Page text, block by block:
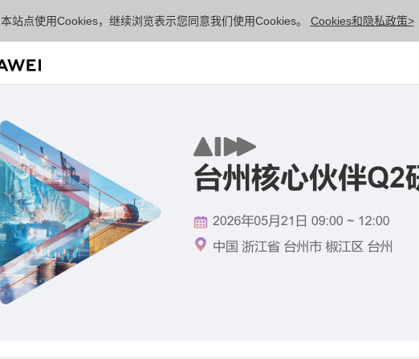
本站点使用Cookies，继续浏览表示您同意我们使用Cookies。 Cookies和隐私政策>